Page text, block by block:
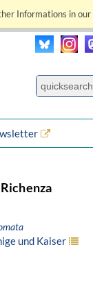
Informations in our
und Kaiser